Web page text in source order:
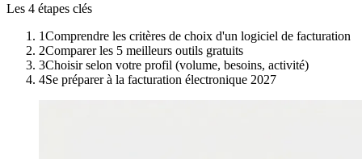
Les 4 étapes clés
1Comprendre les critères de choix d'un logiciel de facturation
2Comparer les 5 meilleurs outils gratuits
3Choisir selon votre profil (volume, besoins, activité)
4Se préparer à la facturation électronique 2027